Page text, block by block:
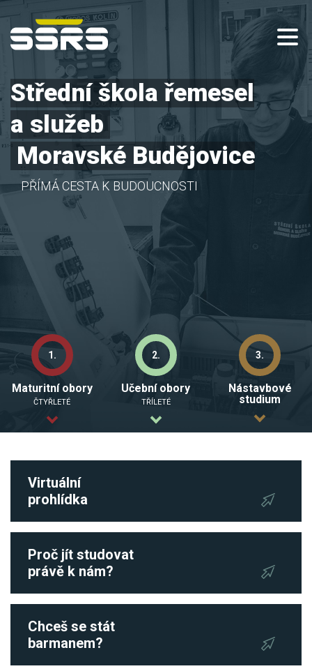
Střední škola řemesel
a služeb
Moravské Budějovice
PŘÍMÁ CESTA K BUDOUCNOSTI
1.
Maturitní obory
ČTYŘLETÉ
2.
Učební obory
TŘÍLETÉ
3.
Nástavbové
studium
Virtuální
prohlídka
Proč jít studovat
právě k nám?
Chceš se stát
barmanem?